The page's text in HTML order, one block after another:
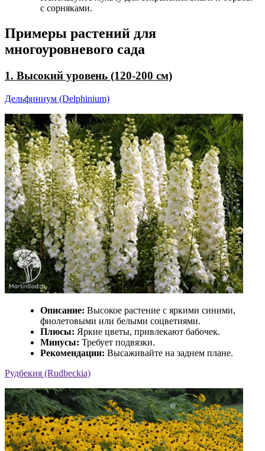
с сорняками.
Примеры растений для
многоуровневого сада
1. Высокий уровень (120-200 см)
Дельфиниум (Delphinium)
Описание: Высокое растение с яркими синими,
фиолетовыми или белыми соцветиями.
Плюсы: Яркие цветы, привлекают бабочек.
Минусы: Требует подвязки.
Рекомендации: Высаживайте на заднем плане.
Рудбекия (Rudbeckia)